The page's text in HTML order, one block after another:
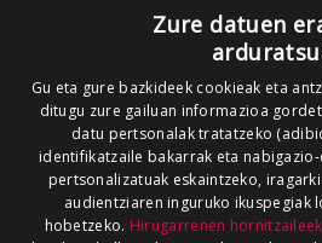
Zure datuen
Gu eta gure bazkideek cookieak eta
ditugu zure gailuan informazioa
datu pertsonalak tratatzeko
identifikatzaile bakarrak eta
pertsonalizatuak eskaintzeko,
audientziaren inguruko ikuspegiak
hobetzeko. Hirugarrenen